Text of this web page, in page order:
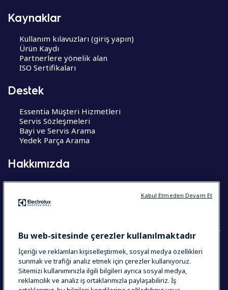
Kaynaklar
Kullanım kılavuzları (giriş yapın)
Ürün Kaydı
Partnerlere yönelik alan
ISO Sertifikaları
Destek
Essentia Müşteri Hizmetleri
Servis Sözleşmeleri
Bayi ve Servis Arama
Yedek Parça Arama
Hakkımızda
Hakkımızda
CoE – Mükemmelik Merkezleri
COUNTRY AND LANGUAGE
SEÇIMINIZ: TÜRKIYE
Bu web-sitesinde çerezler kullanılmaktadır
İçeriği ve reklamları kişiselleştirmek, sosyal medya özellikleri
sunmak ve trafiği analiz etmek için çerezler kullanıyoruz.
Sitemizi kullanımınızla ilgili bilgileri ayrıca sosyal medya,
reklamcılık ve analiz iş ortaklarımızla paylaşabiliriz. İş
Kabul Etmeden Devam Et